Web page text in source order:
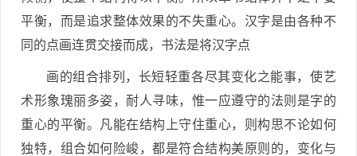
平衡，而是追求整体效果的不失重心。汉字是由各种不
同的点画连贯交接而成，书法是将汉字点
画的组合排列，长短轻重各尽其变化之能事，使艺
术形象瑰丽多姿，耐人寻味，惟一应遵守的法则是字的
重心的平衡。凡能在结构上守住重心，则构思不论如何
独特，组合如何险峻，都是符合结构美原则的，变化与